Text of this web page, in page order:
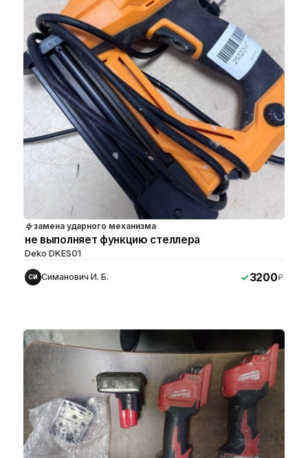
замена ударного механизма
не выполняет функцию стеллера
Deko DKES01
СИ Симанович И. Б. 3200₽